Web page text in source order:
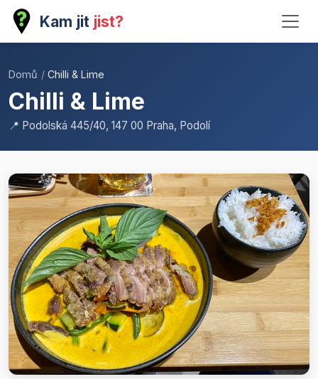
Kam jit jist?
Domů / Chilli & Lime
Chilli & Lime
📍 Podolská 445/40, 147 00 Praha, Podolí